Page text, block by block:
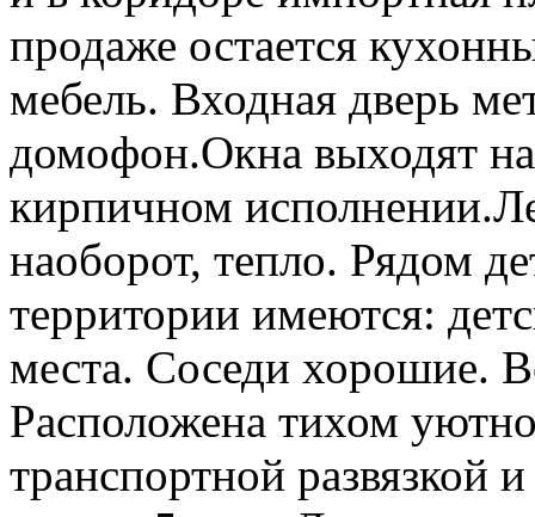
продаже остается
мебель. Входная дверь
домофон.Окна выходят
кирпичном
наоборот, тепло. Рядом
территории имеются:
места. Соседи хорошие.
Расположена тихом
транспортной развязкой